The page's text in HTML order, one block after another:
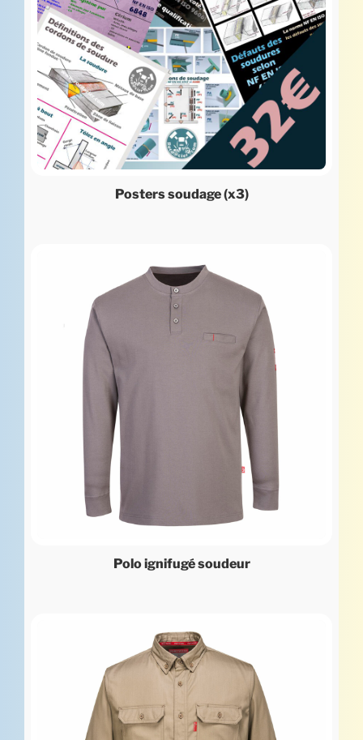
Posters soudage (x3)
Polo ignifugé soudeur